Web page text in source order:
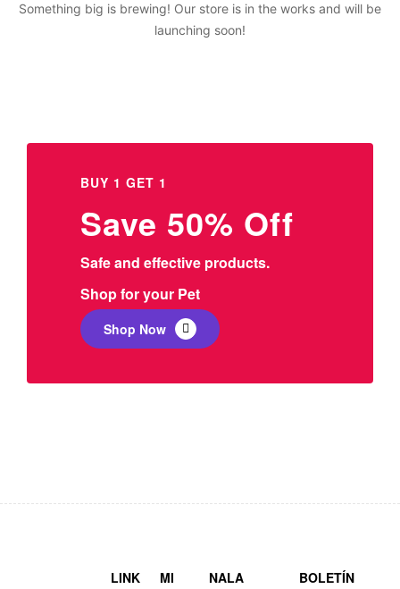
Something big is brewing! Our store is in the works and will be
launching soon!
BUY 1 GET 1
Save 50% Off
Safe and effective products.
Shop for your Pet
Shop Now
LINK
MI
NALA
BOLETÍN